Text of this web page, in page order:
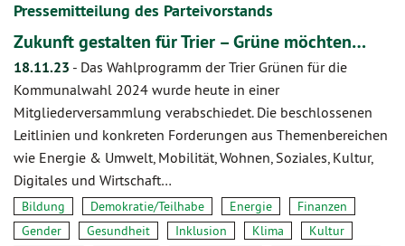
Pressemitteilung des Parteivorstands
Zukunft gestalten für Trier – Grüne möchten…
18.11.23 - Das Wahlprogramm der Trier Grünen für die
Kommunalwahl 2024 wurde heute in einer
Mitgliederversammlung verabschiedet. Die beschlossenen
Leitlinien und konkreten Forderungen aus Themenbereichen
wie Energie & Umwelt, Mobilität, Wohnen, Soziales, Kultur,
Digitales und Wirtschaft…
Bildung Demokratie/Teilhabe Energie
Finanzen
Gender
Gesundheit Inklusion Klima
Kultur